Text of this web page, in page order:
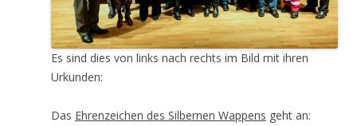
Es sind dies von links nach rechts im Bild mit ihren
Urkunden:
Das Ehrenzeichen des Silbernen Wappens geht an: